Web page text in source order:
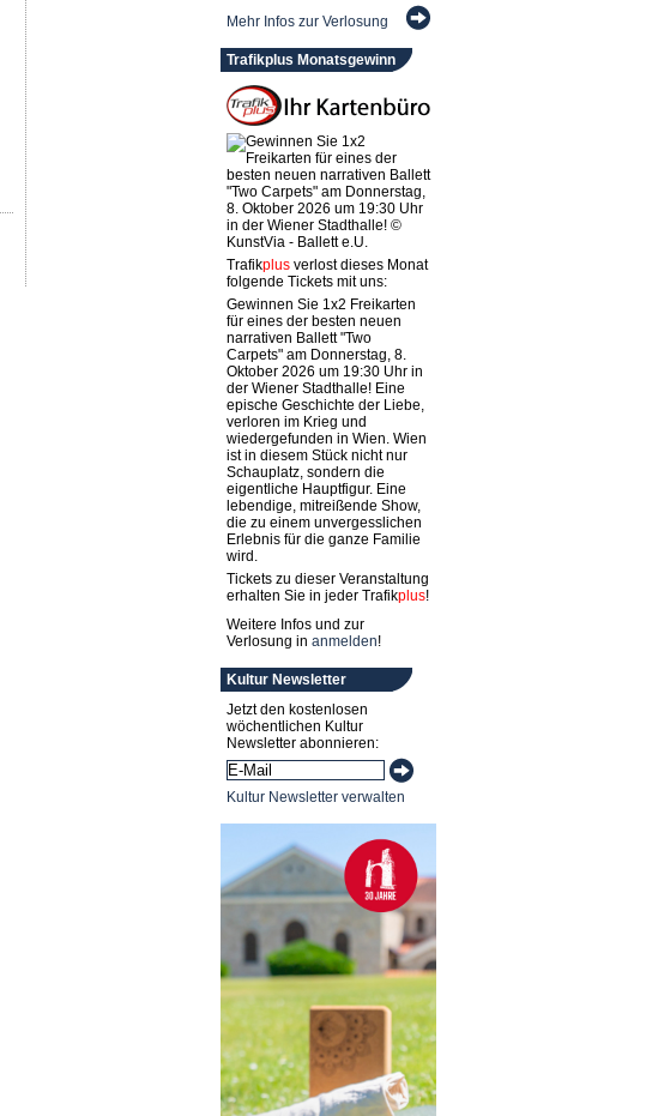
Mehr Infos zur Verlosung
Trafikplus Monatsgewinn
Trafikplusverlost dieses Monat
folgende Tickets mit uns:
Gewinnen Sie 1x2 Freikarten
für eines der besten neuen
narrativen Ballett "Two
Carpets" am Donnerstag, 8.
Oktober 2026 um 19:30 Uhr in
der Wiener Stadthalle! Eine
epische Geschichte der Liebe,
verloren im Krieg und
wiedergefunden in Wien. Wien
ist in diesem Stück nicht nur
Schauplatz, sondern die
eigentliche Hauptfigur. Eine
lebendige, mitreißende Show,
die zu einem unvergesslichen
Erlebnis für die ganze Familie
wird.
Tickets zu dieser Veranstaltung
erhalten Sie in jeder Trafikplus!
Weitere Infos und zur
Verlosung in anmelden!
Kultur Newsletter
Jetzt den kostenlosen
wöchentlichen Kultur
Newsletter abonnieren:
Kultur Newsletter verwalten